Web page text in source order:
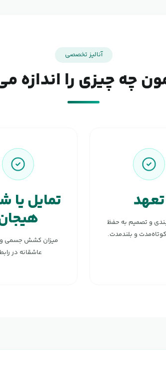
آنالیز تخصصی
چه چیزی را اندازه
تعهد
و تصمیم به حفظ
و بلندمدت.
تمایل یا
میزان کشش جسمی و
عاشقانه در